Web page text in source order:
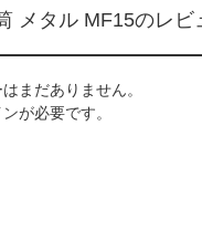
メタル MF15のレビ
まだありません。
ンが必要です。